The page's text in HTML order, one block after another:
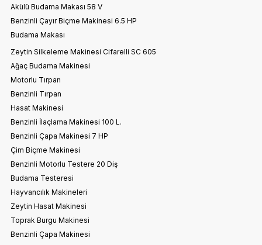
Akülü Budama Makası 58 V
Benzinli Çayır Biçme Makinesi 6.5 HP
Budama Makası
Zeytin Silkeleme Makinesi Cifarelli SC 605
Ağaç Budama Makinesi
Motorlu Tırpan
Benzinli Tırpan
Hasat Makinesi
Benzinli İlaçlama Makinesi 100 L.
Benzinli Çapa Makinesi 7 HP
Çim Biçme Makinesi
Benzinli Motorlu Testere 20 Diş
Budama Testeresi
Hayvancılık Makineleri
Zeytin Hasat Makinesi
Toprak Burgu Makinesi
Benzinli Çapa Makinesi